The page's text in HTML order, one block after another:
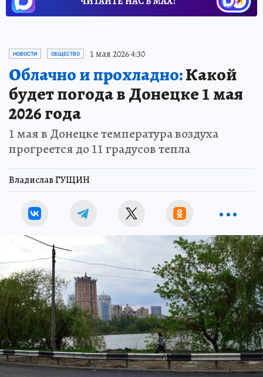
НОВОСТИ ОБЩЕСТВО 1 мая 2026 4:30
Облачно и прохладно:Какой
будет погода в Донецке 1 мая
2026 года
1 мая в Донецке температура воздуха
прогреется до 11 градусов тепла
Владислав ГУЩИН